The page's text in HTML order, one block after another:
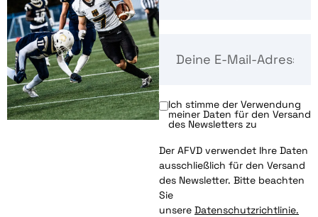
Ich stimme der Verwendung
meiner Daten für den Versand
des Newsletters zu
Der AFVD verwendet Ihre Daten
ausschließlich für den Versand
des Newsletter. Bitte beachten
Sie
unsere Datenschutzrichtlinie.